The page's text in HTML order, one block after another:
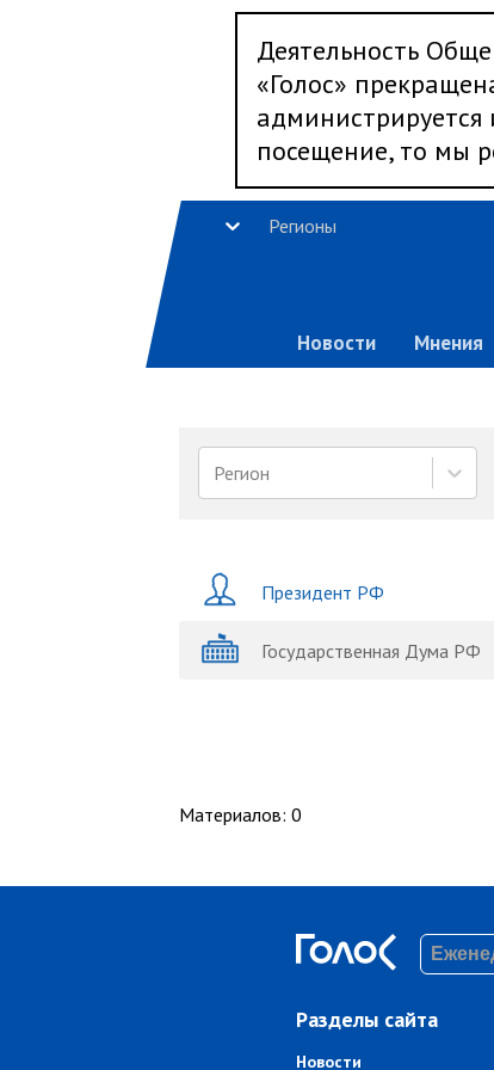
Деятельность
«Голос»
администрируется
посещение, то мы
Регионы
Новости Мнения
Регион
Президент РФ
Государственная Дума РФ
Материалов: 0
Разделы сайта
Новости